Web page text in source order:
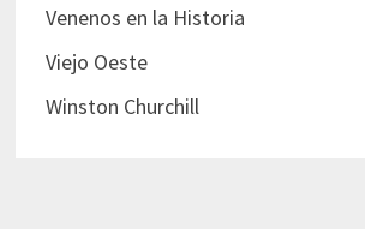
Venenos en la Historia
Viejo Oeste
Winston Churchill